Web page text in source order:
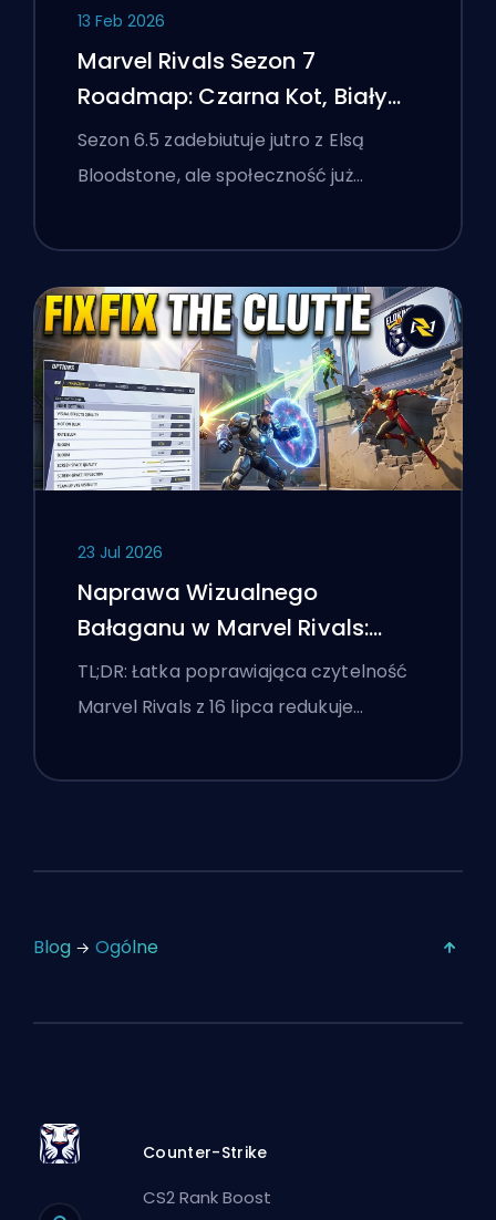
13 Feb 2026
Marvel Rivals Sezon 7
Roadmap: Czarna Kot, Biały
Lis i Wydarzenie Monsters
Take Manhattan
Sezon 6.5 zadebiutuje jutro z Elsą
Bloodstone, ale społeczność już…
23 Jul 2026
Naprawa Wizualnego
Bałaganu w Marvel Rivals:
Najlepsze Ustawienia
Konkurencyjne Po Łatce z 16
TL;DR: Łatka poprawiająca czytelność
Marvel Rivals z 16 lipca redukuje…
Blog Ogólne
Counter-Strike
CS2 Rank Boost